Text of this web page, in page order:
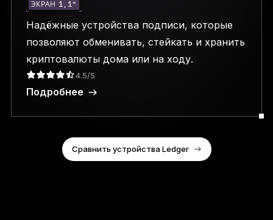
ЭКРАН 1,1″
Надёжные устройства подписи, которые
позволяют обменивать, стейкать и хранить
криптовалюты дома или на ходу.
4.5/5
Подробнее
Сравнить устройства Ledger